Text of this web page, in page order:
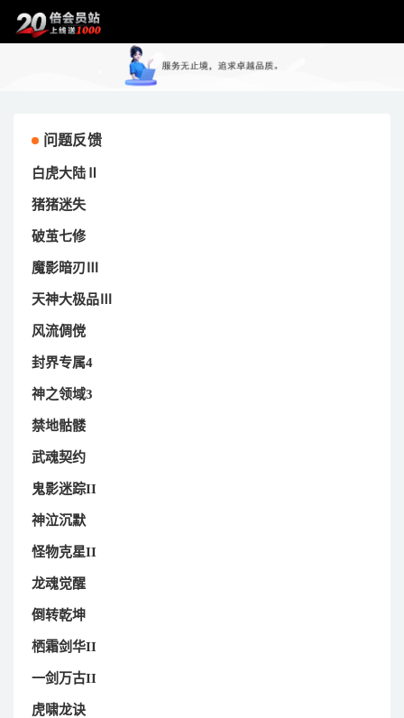
问题反馈
白虎大陆Ⅱ
猪猪迷失
破茧七修
魔影暗刃Ⅲ
天神大极品Ⅲ
风流倜傥
封界专属4
神之领域3
禁地骷髅
武魂契约
鬼影迷踪II
神泣沉默
怪物克星II
龙魂觉醒
倒转乾坤
栖霜剑华II
一剑万古II
虎啸龙诀